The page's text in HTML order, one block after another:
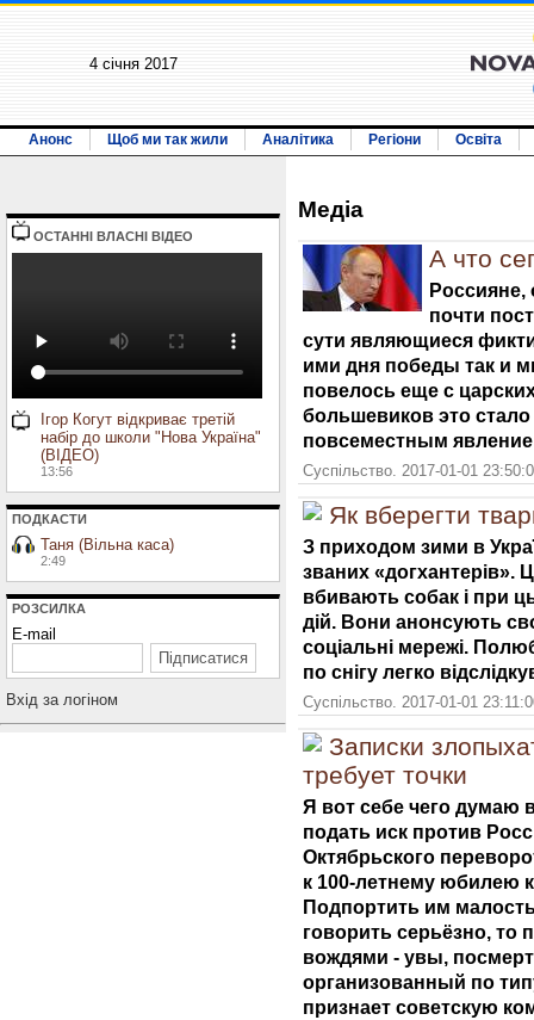
4 січня 2017
Анонс Щоб ми так жили Аналітика Регіони Освіта
ОСТАННI ВЛАСНI ВIДЕО
Ігор Когут відкриває третій
набір до школи "Нова Україна"
(ВІДЕО)
13:56
ПОДКАСТИ
Таня (Вільна каса)
2:49
РОЗСИЛКА
E-mail
Вхiд за логiном
Медiа
А что
Россияне,
почти
сути являющиеся
ими дня победы так и
повелось еще с
большевиков это
повсеместным
Суспільство. 2017-01-01
Як вберегти
З приходом зими в
званих «догхантерів».
вбивають собак і при
дій. Вони анонсують
соціальні мережі.
по снігу легко
Суспільство. 2017-01-01
Записки
требует точки
Я вот себе чего думаю
подать иск против
Октябрьского
к 100-летнему юбилею
Подпортить им
говорить серьёзно, то
вождями - увы,
организованный по
признает советскую